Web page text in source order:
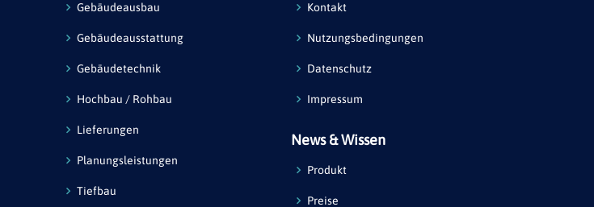
Gebäudeausbau
Gebäudeausstattung
Gebäudetechnik
Hochbau / Rohbau
Lieferungen
Planungsleistungen
Tiefbau
Kontakt
Nutzungsbedingungen
Datenschutz
Impressum
News & Wissen
Produkt
Preise